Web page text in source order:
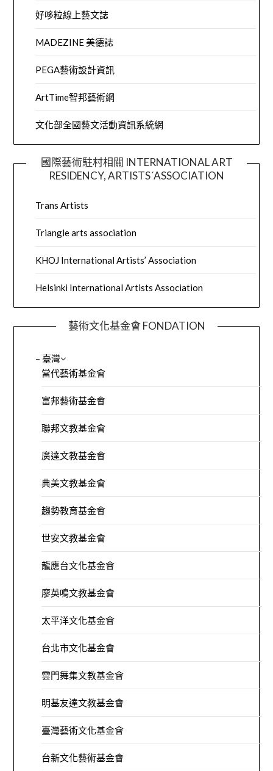
好哆粒線上藝文誌
MADEZINE 美德誌
PEGA藝術設計資訊
ArtTime智邦藝術網
文化部全國藝文活動資訊系統網
國際藝術駐村相關 INTERNATIONAL ART
RESIDENCY, ARTISTS´ASSOCIATION
Trans Artists
Triangle arts association
KHOJ International Artists’ Association
Helsinki International Artists Association
藝術文化基金會 FONDATION
– 臺灣
當代藝術基金會
富邦藝術基金會
聯邦文教基金會
廣達文教基金會
典美文教基金會
趨勢教育基金會
世安文教基金會
龍應台文化基金會
廖英鳴文教基金會
太平洋文化基金會
台北市文化基金會
雲門舞集文教基金會
明基友達文教基金會
臺灣藝術文化基金會
台新文化藝術基金會